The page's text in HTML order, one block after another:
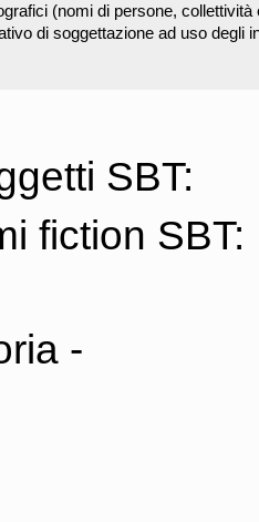
(nomi di persone,
di soggettazione ad uso degli
SBT:
fiction SBT:
-